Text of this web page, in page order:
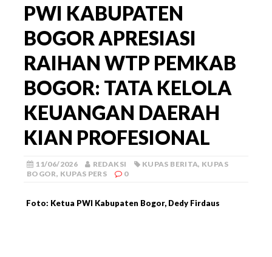
PWI KABUPATEN
BOGOR APRESIASI
RAIHAN WTP PEMKAB
BOGOR: TATA KELOLA
KEUANGAN DAERAH
KIAN PROFESIONAL
11/06/2026 REDAKSI KUPAS BERITA, KUPAS
BOGOR, KUPAS PERS 0
Foto: Ketua PWI Kabupaten Bogor, Dedy Firdaus